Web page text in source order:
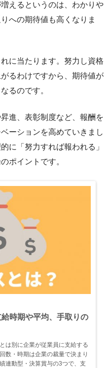
えるというのは、わかりや
への期待値も高くなりま
に当たります。努力し資格
るわけですから、期待値が
るのです。
進、表彰制度など、報酬を
ーションを高めていきまし
に「努力すれば報われる」
ポイントです。
時期や平均、手取りの
は別に企業が従業員に支給する
数・時期は企業の裁量で決まり
連動型・決算賞与の3つで、支